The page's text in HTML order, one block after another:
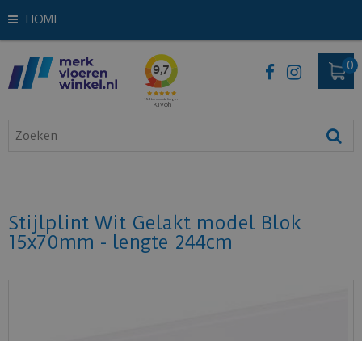
HOME
Stijlplint Wit Gelakt model Blok
15x70mm - lengte 244cm